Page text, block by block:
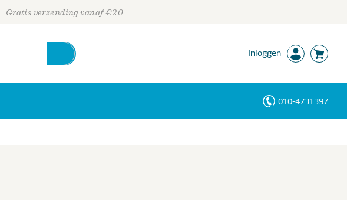
Gratis verzending vanaf €20
Inloggen
010-4731397
Personen